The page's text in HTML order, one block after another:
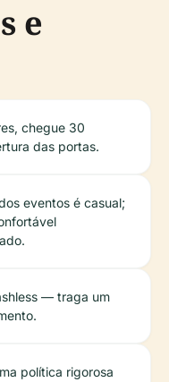
e
chegue 30
das portas.
eventos é casual;
— traga um
política rigorosa